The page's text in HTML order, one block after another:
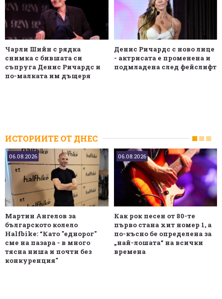
Чарли Шийн с рядка
снимка с бившата си
съпруга Денис Ричардс и
по-малката им дъщеря
Денис Ричардс с ново лице
- актрисата е променена и
подмладена след фейслифт
ИСТОРИИТЕ ОТ ДНЕС
06.08.2026
Мартин Ангелов за
българското колело
Halfbike: “Като "еднорог"
сме на пазара - в много
тясна ниша и почти без
конкуренция"
06.08.2026
Как рок песен от 80-те
първо стана хит номер 1, а
по-късно бе определена за
„най-лошата“ на всички
времена